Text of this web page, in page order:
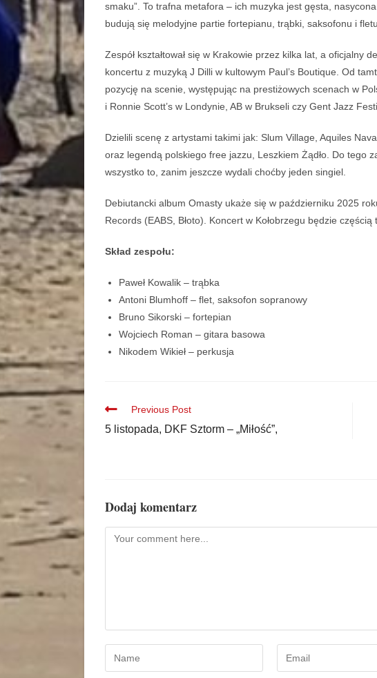
smaku”. To trafna metafora – ich muzyka jest gęsta,
budują się melodyjne partie fortepianu, trąbki, saksofonu i fletu.
Zespół kształtował się w Krakowie przez kilka lat, a oficjalny
koncertu z muzyką J Dilli w kultowym Paul’s Boutique. Od
pozycję na scenie, występując na prestiżowych scenach w
i Ronnie Scott’s w Londynie, AB w Brukseli czy Gent Jazz
Dzielili scenę z artystami takimi jak: Slum Village, Aquiles
oraz legendą polskiego free jazzu, Leszkiem Żądło. Do tego
wszystko to, zanim jeszcze wydali choćby jeden singiel.
Debiutancki album Omasty ukaże się w październiku 2025
Records (EABS, Błoto). Koncert w Kołobrzegu będzie
Skład zespołu:
Paweł Kowalik – trąbka
Antoni Blumhoff – flet, saksofon sopranowy
Bruno Sikorski – fortepian
Wojciech Roman – gitara basowa
Nikodem Wikieł – perkusja
Previous Post
5 listopada, DKF Sztorm – „Miłość”,
Dodaj komentarz